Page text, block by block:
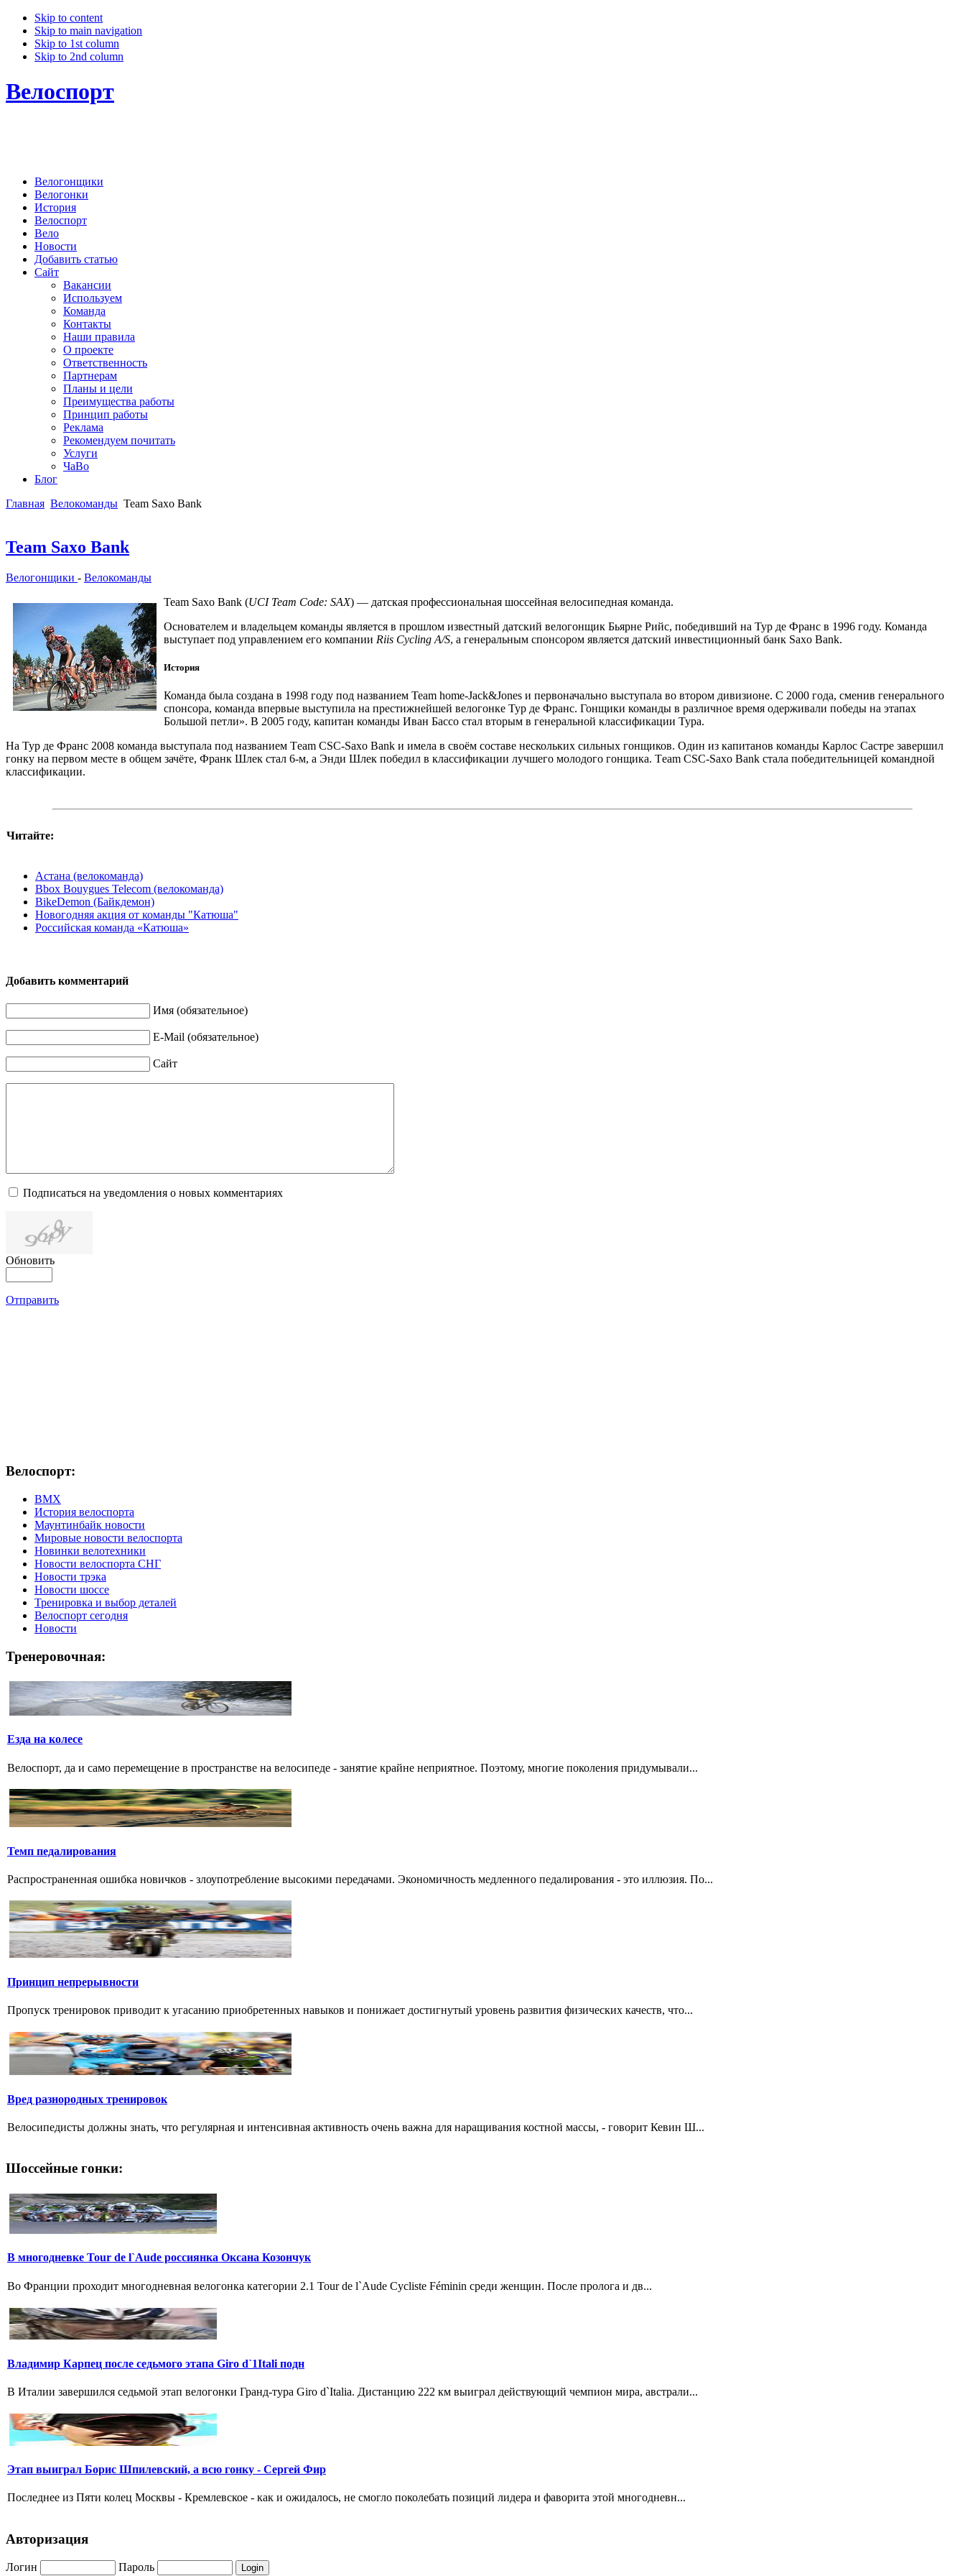
Skip to content
Skip to main navigation
Skip to 1st column
Skip to 2nd column
Велоспорт
Велогонщики
Велогонки
История
Велоспорт
Вело
Новости
Добавить статью
Сайт
Вакансии
Используем
Команда
Контакты
Наши правила
О проекте
Ответственность
Партнерам
Планы и цели
Преимущества работы
Принцип работы
Реклама
Рекомендуем почитать
Услуги
ЧаВо
Блог
Главная Велокоманды Team Saxo Bank
Team Saxo Bank
Велогонщики - Велокоманды
Team Saxo Bank (UCI Team Code: SAX) — датская профессиональная шоссейная велосипедная команда.
Основателем и владельцем команды является в прошлом известный датский велогонщик Бьярне Рийс, победивший на Тур де Франс в 1996 году. Команда
выступает под управлением его компании Riis Cycling A/S, а генеральным спонсором является датский инвестиционный банк Saxo Bank.
История
Команда была создана в 1998 году под названием Team home-Jack&Jones и первоначально выступала во втором дивизионе. С 2000 года, сменив генерального
спонсора, команда впервые выступила на престижнейшей велогонке Тур де Франс. Гонщики команды в различное время одерживали победы на этапах
Большой петли». В 2005 году, капитан команды Иван Бассо стал вторым в генеральной классификации Тура.
На Тур де Франс 2008 команда выступала под названием Тeam CSC-Saxo Bank и имела в своём составе нескольких сильных гонщиков. Один из капитанов команды Карлос Састре завершил
гонку на первом месте в общем зачёте, Франк Шлек стал 6-м, а Энди Шлек победил в классификации лучшего молодого гонщика. Тeam CSC-Saxo Bank стала победительницей командной
классификации.
Читайте:
Астана (велокоманда)
Bbox Bouygues Telecom (велокоманда)
BikeDemon (Байкдемон)
Новогодняя акция от команды "Катюша"
Российская команда «Катюша»
Добавить комментарий
Имя (обязательное)
E-Mail (обязательное)
Сайт
Подписаться на уведомления о новых комментариях
Обновить
Отправить
Велоспорт:
ВМХ
История велоспорта
Маунтинбайк новости
Мировые новости велоспорта
Новинки велотехники
Новости велоспорта СНГ
Новости трэка
Новости шоссе
Тренировка и выбор деталей
Велоспорт сегодня
Новости
Тренеровочная:
Езда на колесе
Велоспорт, да и само перемещение в пространстве на велосипеде - занятие крайне неприятное. Поэтому, многие поколения придумывали...
Темп педалирования
Распространенная ошибка новичков - злоупотребление высокими передачами. Экономичность медленного педалирования - это иллюзия. По...
Принцип непрерывности
Пропуск тренировок приводит к угасанию приобретенных навыков и понижает достигнутый уровень развития физических качеств, что...
Вред разнородных тренировок
Велосипедисты должны знать, что регулярная и интенсивная активность очень важна для наращивания костной массы, - говорит Кевин Ш...
Шоссейные гонки:
В многодневке Tour de l`Aude россиянка Оксана Козончук
Во Франции проходит многодневная велогонка категории 2.1 Tour de l`Aude Cycliste Féminin среди женщин. После пролога и дв...
Владимир Карпец после седьмого этапа Giro d`1Itali подн
В Италии завершился седьмой этап велогонки Гранд-тура Giro d`Italia. Дистанцию 222 км выиграл действующий чемпион мира, австрали...
Этап выиграл Борис Шпилевский, а всю гонку - Сергей Фир
Последнее из Пяти колец Москвы - Кремлевское - как и ожидалось, не смогло поколебать позиций лидера и фаворита этой многодневн...
Авторизация
Логин
Пароль